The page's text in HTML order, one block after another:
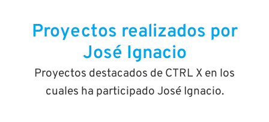
Proyectos realizados por
José Ignacio
Proyectos destacados de CTRL X en los
cuales ha participado José Ignacio.